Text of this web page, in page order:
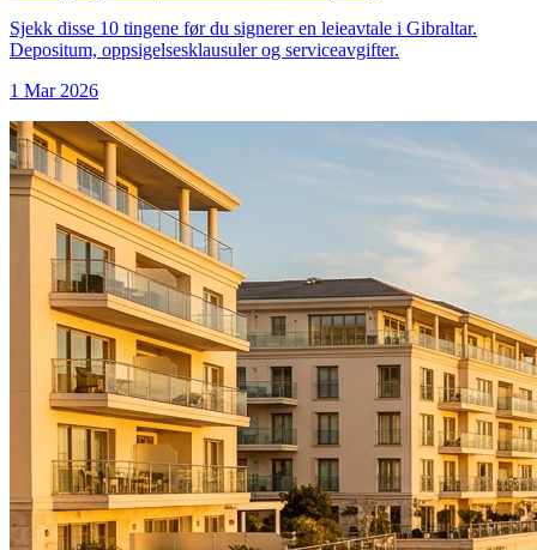
Sjekk disse 10 tingene før du signerer en leieavtale i Gibraltar.
Depositum, oppsigelsesklausuler og serviceavgifter.
1 Mar 2026